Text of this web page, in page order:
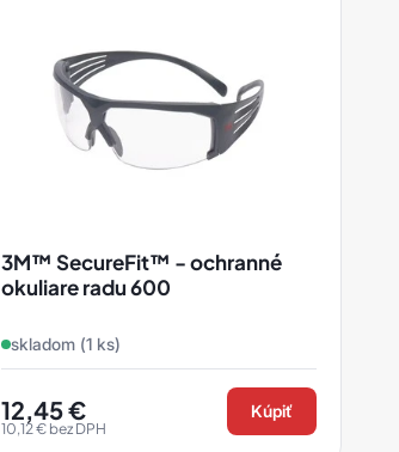
3M™ SecureFit™ - ochranné
okuliare radu 600
skladom (1 ks)
12,45€
10,12€bez DPH
Kúpiť